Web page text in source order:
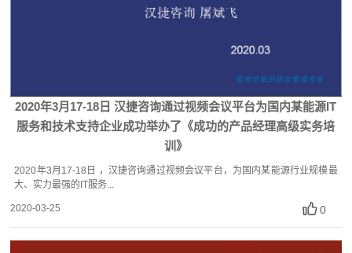
2020年3月17-18日 汉捷咨询通过视频会议平台为国内某能源IT
服务和技术支持企业成功举办了《成功的产品经理高级实务培
训》
2020年3月17-18日 ，汉捷咨询通过视频会议平台，为国内某能源行业规模最
大、实力最强的IT服务...
2020-03-25 0